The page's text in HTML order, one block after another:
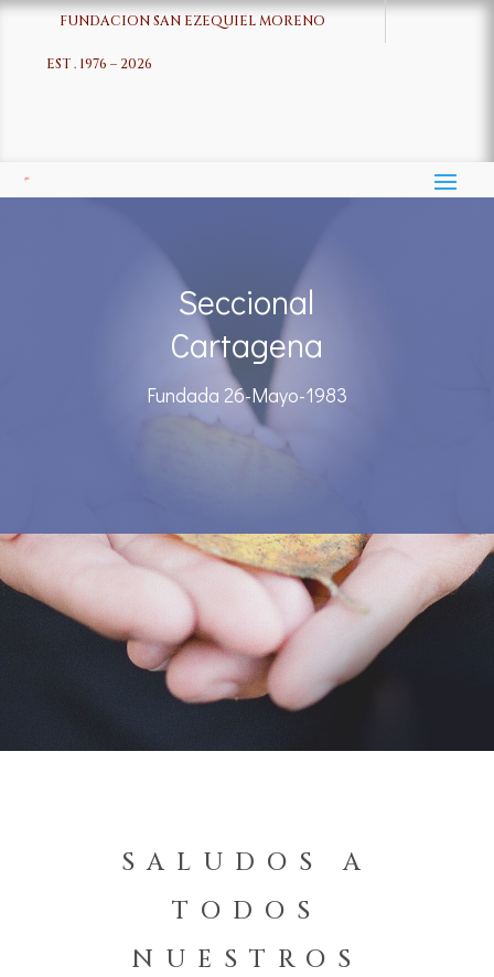
FUNDACION SAN EZEQUIEL MORENO
EST . 1976 – 2026
Seccional
Cartagena
Fundada 26-Mayo-1983
SALUDOS A
TODOS
NUESTROS